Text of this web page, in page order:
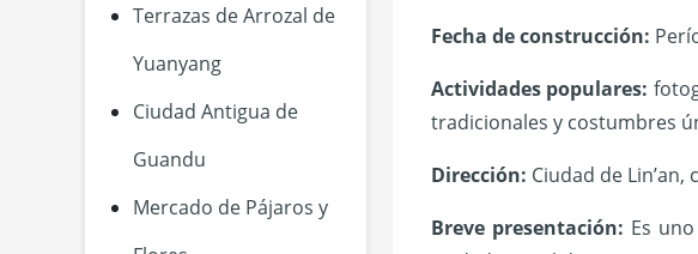
Terrazas de Arrozal de
Yuanyang
Ciudad Antigua de
Guandu
Mercado de Pájaros y
Fecha de construcción:
Actividades populares:
tradicionales y costumbres
Dirección: Ciudad de
Breve presentación: Es